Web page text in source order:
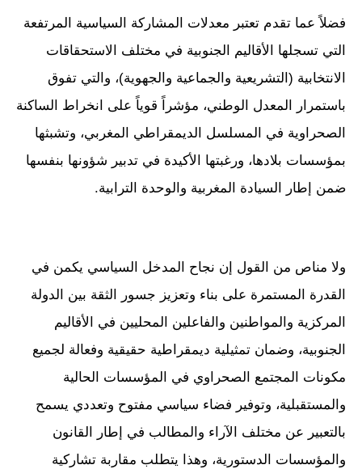
فضلاً عما تقدم تعتبر معدلات المشاركة السياسية المرتفعة
التي تسجلها الأقاليم الجنوبية في مختلف الاستحقاقات
الانتخابية (التشريعية والجماعية والجهوية)، والتي تفوق
باستمرار المعدل الوطني، مؤشراً قوياً على انخراط الساكنة
الصحراوية في المسلسل الديمقراطي المغربي، وتشبثها
بمؤسسات بلادها، ورغبتها الأكيدة في تدبير شؤونها بنفسها
ضمن إطار السيادة المغربية والوحدة الترابية.
ولا مناص من القول إن نجاح المدخل السياسي يكمن في
القدرة المستمرة على بناء وتعزيز جسور الثقة بين الدولة
المركزية والمواطنين والفاعلين المحليين في الأقاليم
الجنوبية، وضمان تمثيلية ديمقراطية حقيقية وفعالة لجميع
مكونات المجتمع الصحراوي في المؤسسات الحالية
والمستقبلية، وتوفير فضاء سياسي مفتوح وتعددي يسمح
بالتعبير عن مختلف الآراء والمطالب في إطار القانون
والمؤسسات الدستورية، وهذا يتطلب مقاربة تشاركية